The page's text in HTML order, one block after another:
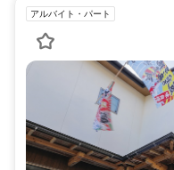
アルバイト・パート